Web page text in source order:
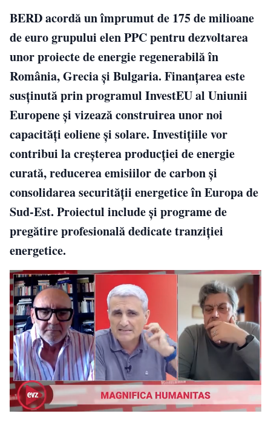
BERD acordă un împrumut de 175 de milioane
de euro grupului elen PPC pentru dezvoltarea
unor proiecte de energie regenerabilă în
România, Grecia și Bulgaria. Finanțarea este
susținută prin programul InvestEU al Uniunii
Europene și vizează construirea unor noi
capacități eoliene și solare. Investițiile vor
contribui la creșterea producției de energie
curată, reducerea emisiilor de carbon și
consolidarea securității energetice în Europa de
Sud-Est. Proiectul include și programe de
pregătire profesională dedicate tranziției
energetice.